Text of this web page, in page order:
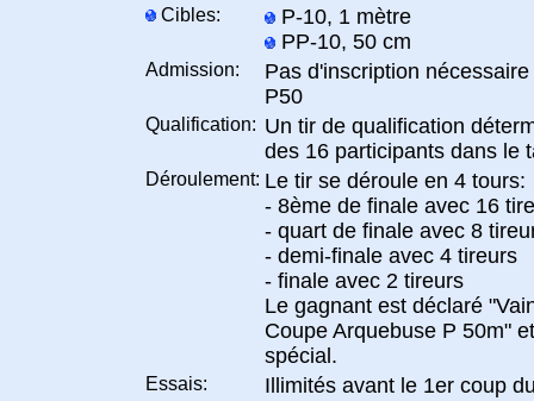
Cibles:
P-10, 1 mètre
PP-10, 50 cm
Admission:
Pas d'inscription
P50
Qualification: Un tir de qualification
des 16 participants dans le
Déroulement: Le tir se déroule en 4 tours:
- 8ème de finale avec 16
- quart de finale avec 8
- demi-finale avec 4 tireurs
- finale avec 2 tireurs
Le gagnant est déclaré
Coupe Arquebuse P 50m"
spécial.
Essais: Illimités avant le 1er coup